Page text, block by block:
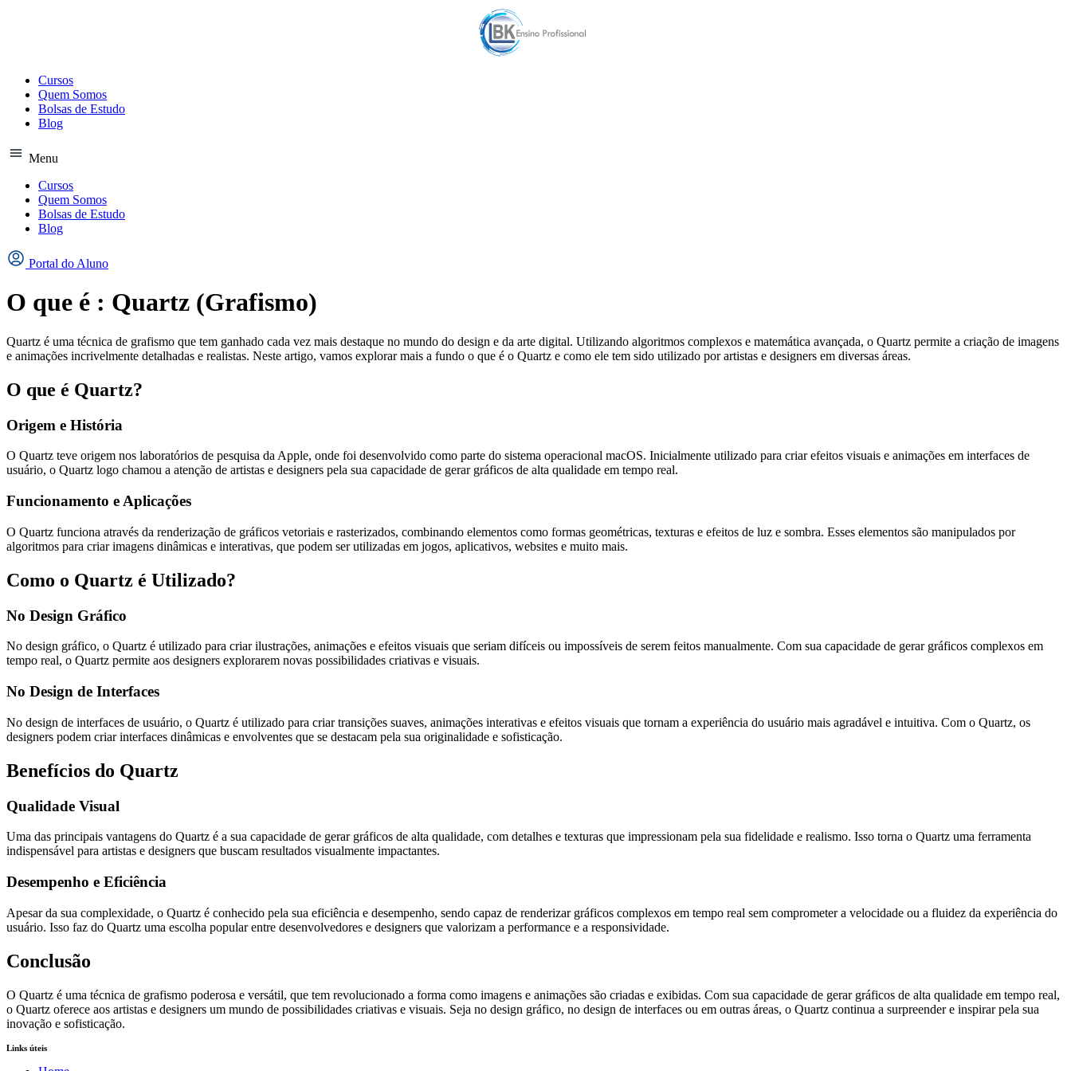
Cursos
Quem Somos
Bolsas de Estudo
Blog
Menu
Cursos
Quem Somos
Bolsas de Estudo
Blog
Portal do Aluno
O que é : Quartz (Grafismo)
Quartz é uma técnica de grafismo que tem ganhado cada vez mais destaque no mundo do design e da arte digital. Utilizando algoritmos complexos e matemática avançada, o Quartz permite a criação de imagens
e animações incrivelmente detalhadas e realistas. Neste artigo, vamos explorar mais a fundo o que é o Quartz e como ele tem sido utilizado por artistas e designers em diversas áreas.
O que é Quartz?
Origem e História
O Quartz teve origem nos laboratórios de pesquisa da Apple, onde foi desenvolvido como parte do sistema operacional macOS. Inicialmente utilizado para criar efeitos visuais e animações em interfaces de
usuário, o Quartz logo chamou a atenção de artistas e designers pela sua capacidade de gerar gráficos de alta qualidade em tempo real.
Funcionamento e Aplicações
O Quartz funciona através da renderização de gráficos vetoriais e rasterizados, combinando elementos como formas geométricas, texturas e efeitos de luz e sombra. Esses elementos são manipulados por
algoritmos para criar imagens dinâmicas e interativas, que podem ser utilizadas em jogos, aplicativos, websites e muito mais.
Como o Quartz é Utilizado?
No Design Gráfico
No design gráfico, o Quartz é utilizado para criar ilustrações, animações e efeitos visuais que seriam difíceis ou impossíveis de serem feitos manualmente. Com sua capacidade de gerar gráficos complexos em
tempo real, o Quartz permite aos designers explorarem novas possibilidades criativas e visuais.
No Design de Interfaces
No design de interfaces de usuário, o Quartz é utilizado para criar transições suaves, animações interativas e efeitos visuais que tornam a experiência do usuário mais agradável e intuitiva. Com o Quartz, os
designers podem criar interfaces dinâmicas e envolventes que se destacam pela sua originalidade e sofisticação.
Benefícios do Quartz
Qualidade Visual
Uma das principais vantagens do Quartz é a sua capacidade de gerar gráficos de alta qualidade, com detalhes e texturas que impressionam pela sua fidelidade e realismo. Isso torna o Quartz uma ferramenta
indispensável para artistas e designers que buscam resultados visualmente impactantes.
Desempenho e Eficiência
Apesar da sua complexidade, o Quartz é conhecido pela sua eficiência e desempenho, sendo capaz de renderizar gráficos complexos em tempo real sem comprometer a velocidade ou a fluidez da experiência do
usuário. Isso faz do Quartz uma escolha popular entre desenvolvedores e designers que valorizam a performance e a responsividade.
Conclusão
O Quartz é uma técnica de grafismo poderosa e versátil, que tem revolucionado a forma como imagens e animações são criadas e exibidas. Com sua capacidade de gerar gráficos de alta qualidade em tempo real,
o Quartz oferece aos artistas e designers um mundo de possibilidades criativas e visuais. Seja no design gráfico, no design de interfaces ou em outras áreas, o Quartz continua a surpreender e inspirar pela sua
inovação e sofisticação.
Links úteis